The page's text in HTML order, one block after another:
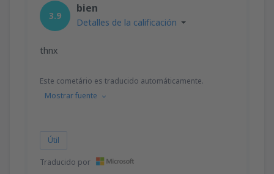
3.9
bien
Detalles de la calificación
thnx
Este cometário es traducido automáticamente.
Mostrar fuente
Útil
Traducido por